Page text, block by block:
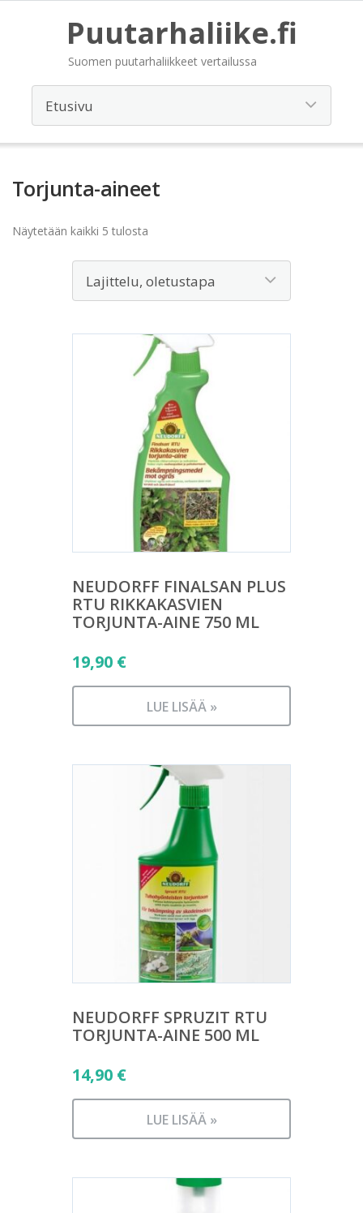
Puutarhaliike.fi
Suomen puutarhaliikkeet vertailussa
Torjunta-aineet
Näytetään kaikki 5 tulosta
NEUDORFF FINALSAN PLUS
RTU RIKKAKASVIEN
TORJUNTA-AINE 750 ML
19,90 €
LUE LISÄÄ »
NEUDORFF SPRUZIT RTU
TORJUNTA-AINE 500 ML
14,90 €
LUE LISÄÄ »